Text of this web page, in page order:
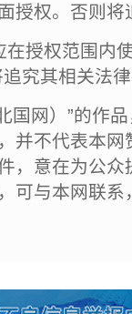
授权。否则将
授权范围内
究其相关法
国网）”的作
并不代表本
，意在为公
可与本网联